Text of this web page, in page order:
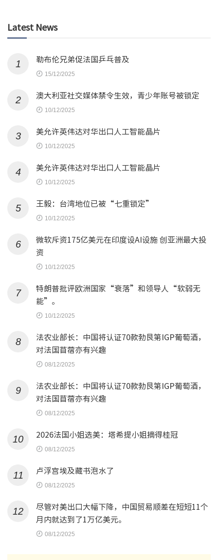
Latest News
1 勒布伦兄弟促法国乒乓普及
15/12/2025
2 澳大利亚社交媒体禁令生效，青少年账号被锁定
10/12/2025
3 美允许英伟达对华出口人工智能晶片
10/12/2025
4 美允许英伟达对华出口人工智能晶片
10/12/2025
5 王毅：台湾地位已被“七重锁定”
10/12/2025
6
微软斥资175亿美元在印度设AI设施 创亚洲最大投
资
10/12/2025
7
特朗普批评欧洲国家“衰落”和领导人“软弱无
能”。
10/12/2025
8
法农业部长：中国将认证70款勃艮第IGP葡萄酒，
对法国苜蓿亦有兴趣
08/12/2025
9
法农业部长：中国将认证70款勃艮第IGP葡萄酒，
对法国苜蓿亦有兴趣
08/12/2025
10 2026法国小姐选美：塔希提小姐摘得桂冠
08/12/2025
11 卢浮宫埃及藏书泡水了
08/12/2025
12
尽管对美出口大幅下降，中国贸易顺差在短短11个
月内就达到了1万亿美元。
08/12/2025